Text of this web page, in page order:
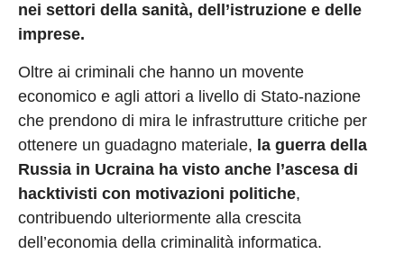
nei settori della sanità, dell’istruzione e delle
imprese.
Oltre ai criminali che hanno un movente
economico e agli attori a livello di Stato-nazione
che prendono di mira le infrastrutture critiche per
ottenere un guadagno materiale, la guerra della
Russia in Ucraina ha visto anche l’ascesa di
hacktivisti con motivazioni politiche,
contribuendo ulteriormente alla crescita
dell’economia della criminalità informatica.